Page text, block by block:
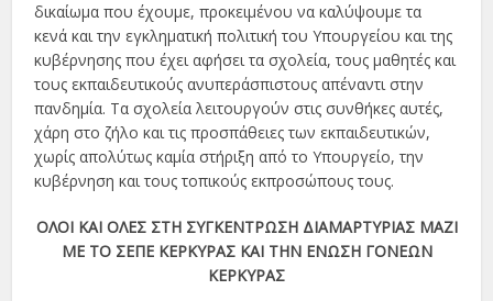
δικαίωμα που έχουμε, προκειμένου να καλύψουμε τα
κενά και την εγκληματική πολιτική του Υπουργείου και της
κυβέρνησης που έχει αφήσει τα σχολεία, τους μαθητές και
τους εκπαιδευτικούς ανυπεράσπιστους απέναντι στην
πανδημία. Τα σχολεία λειτουργούν στις συνθήκες αυτές,
χάρη στο ζήλο και τις προσπάθειες των εκπαιδευτικών,
χωρίς απολύτως καμία στήριξη από το Υπουργείο, την
κυβέρνηση και τους τοπικούς εκπροσώπους τους.
ΟΛΟΙ ΚΑΙ ΟΛΕΣ ΣΤΗ ΣΥΓΚΕΝΤΡΩΣΗ ΔΙΑΜΑΡΤΥΡΙΑΣ ΜΑΖΙ
ΜΕ ΤΟ ΣΕΠΕ ΚΕΡΚΥΡΑΣ ΚΑΙ ΤΗΝ ΕΝΩΣΗ ΓΟΝΕΩΝ
ΚΕΡΚΥΡΑΣ